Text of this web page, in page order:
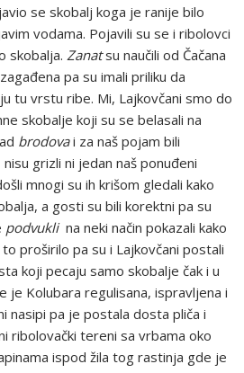
se skobalj koga je ranije bilo
vodama. Pojavili su se i ribolovci
skobalja. Zanatsu naučili od Čačana
pa su imali priliku da
tu vrstu ribe. Mi, Lajkovčani smo do
skobalje koji su se belasali na
brodovai za naš pojam bili
grizli ni jedan naš ponuđeni
mnogi su ih krišom gledali kako
a gosti su bili korektni pa su
podvuklina neki način pokazali kako
proširilo pa su i Lajkovčani postali
koji pecaju samo skobalje čak i u
je Kolubara regulisana, ispravljena i
nasipi pa je postala dosta pliča i
ribolovački tereni sa vrbama oko
ispod žila tog rastinja gde je